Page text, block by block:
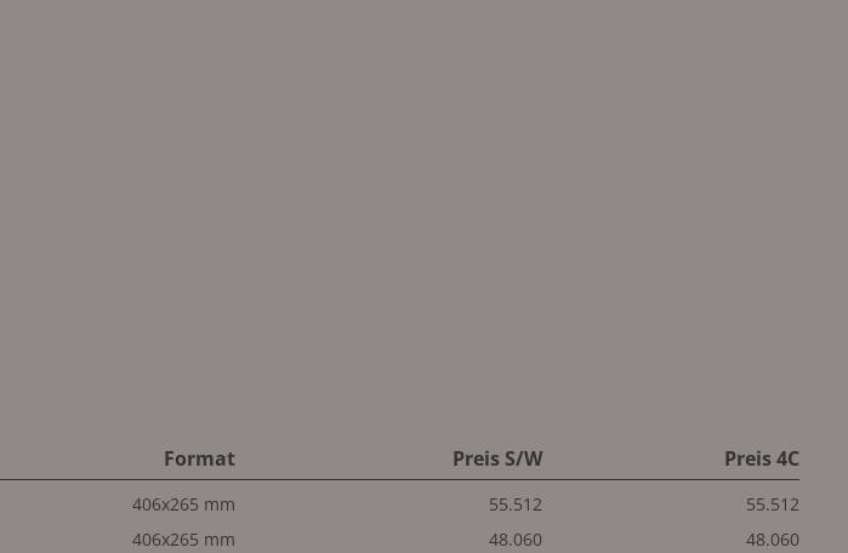
Format Preis S/W Preis 4C
406x265 mm 55.512
55.512
406x265 mm 48.060
48.060